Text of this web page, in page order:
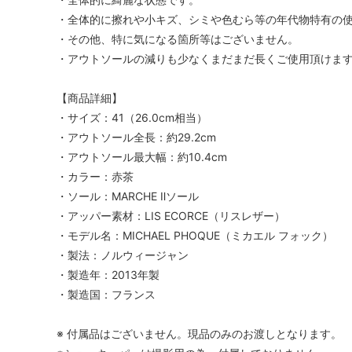
・全体的に擦れや小キズ、シミや色むら等の年代物特有の
・その他、特に気になる箇所等はございません。
・アウトソールの減りも少なくまだまだ長くご使用頂けます
【商品詳細】
・サイズ：41（26.0cm相当）
・アウトソール全長：約29.2cm
・アウトソール最大幅：約10.4cm
・カラー：赤茶
・ソール：MARCHE Ⅱソール
・アッパー素材：LIS ECORCE（リスレザー）
・モデル名：MICHAEL PHOQUE（ミカエル フォック）
・製法：ノルウィージャン
・製造年：2013年製
・製造国：フランス
※ 付属品はございません。現品のみのお渡しとなります。